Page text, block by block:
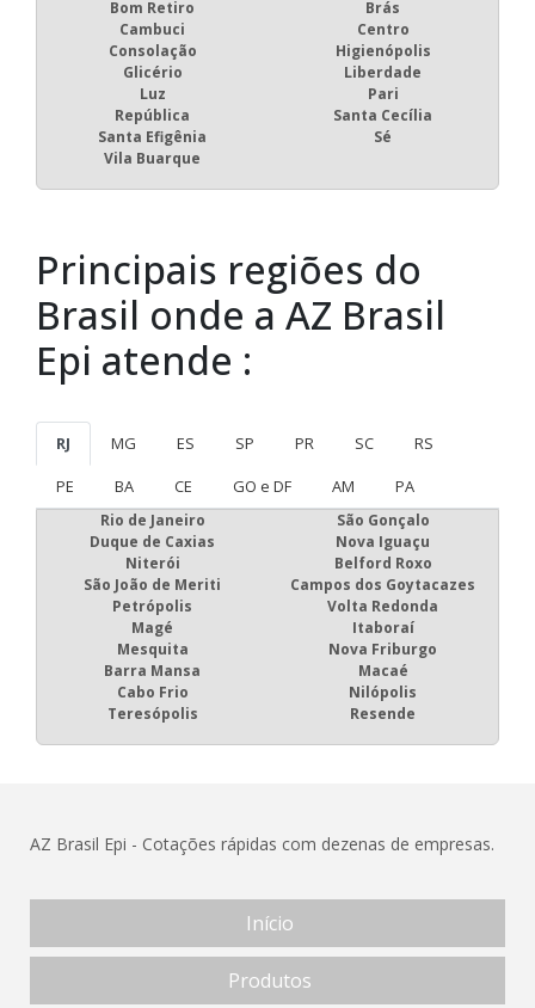
Bom Retiro
Brás
Cambuci
Centro
Consolação
Higienópolis
Glicério
Liberdade
Luz
Pari
República
Santa Cecília
Santa Efigênia
Sé
Vila Buarque
Principais regiões do
Brasil onde a AZ Brasil
Epi atende :
RJ MG ES SP PR SC
RS
PE
BA CE GO e DF AM PA
Rio de Janeiro
São Gonçalo
Duque de Caxias
Nova Iguaçu
Niterói
Belford Roxo
São João de Meriti
Campos dos Goytacazes
Petrópolis
Volta Redonda
Magé
Itaboraí
Mesquita
Nova Friburgo
Barra Mansa
Macaé
Cabo Frio
Nilópolis
Teresópolis
Resende
AZ Brasil Epi - Cotações rápidas com dezenas de empresas.
Início
Produtos